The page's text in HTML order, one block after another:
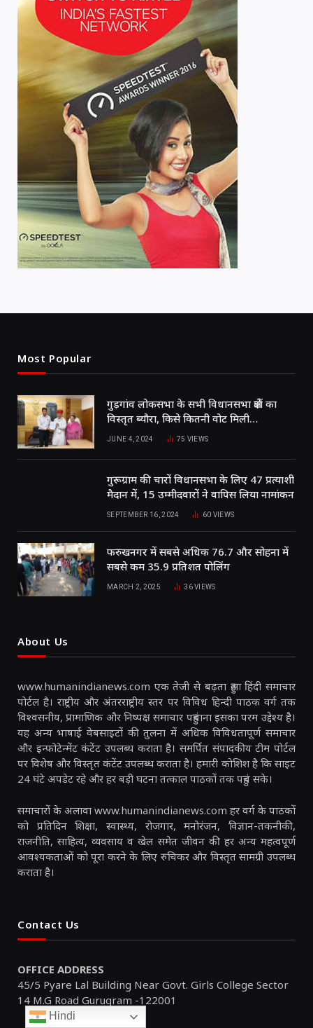
Most Popular
गुड़गांव लोकसभा के सभी विधानसभा क्षेत्रों का
विस्तृत ब्यौरा, किसे कितनी वोट मिली…
JUNE 4, 2024 75 VIEWS
गुरूग्राम की चारों विधानसभा के लिए 47 प्रत्याशी
मैदान में, 15 उम्मीदवारों ने वापिस लिया नामांकन
SEPTEMBER 16, 2024 60 VIEWS
फरुखनगर में सबसे अधिक 76.7 और सोहना में
सबसे कम 35.9 प्रतिशत पोलिंग
MARCH 2, 2025 36VIEWS
About Us
www.humanindianews.com एक तेजी से बढ़ता हुआ हिंदी समाचार
पोर्टल है। राष्ट्रीय और अंतरराष्ट्रीय स्तर पर विविध हिन्दी पाठक वर्ग तक
विश्वसनीय, प्रामाणिक और निष्पक्ष समाचार पहुंचाना इसका परम उद्देश्य है।
यह अन्य भाषाई वेबसाइटों की तुलना में अधिक विविधतापूर्ण समाचार
और इन्फोटेन्मेंट कंटेंट उपलब्ध कराता है। समर्पित संपादकीय टीम पोर्टल
पर विशेष और विस्तृत कंटेंट उपलब्ध कराता है। हमारी कोशिश है कि साइट
24 घंटे अपडेट रहे और हर बड़ी घटना तत्काल पाठकों तक पहुंच सके।
समाचारों के अलावा www.humanindianews.com हर वर्ग के पाठकों
को प्रतिदिन शिक्षा, स्वास्थ्य, रोजगार, मनोरंजन, विज्ञान-तकनीकी,
राजनीति, साहित्य, व्यवसाय व खेल समेत जीवन की हर अन्य महत्वपूर्ण
आवश्यकताओं को पूरा करने के लिए रुचिकर और विस्तृत सामग्री उपलब्ध
कराता है।
Contact Us
OFFICE ADDRESS
45/5 Pyare Lal Building Near Govt. Girls College Sector
14 M.G Road Gurugram -122001
Hindi